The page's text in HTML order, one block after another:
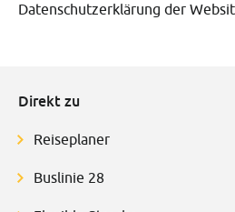
Datenschutzerklärung der
Direkt zu
Reiseplaner
Buslinie 28